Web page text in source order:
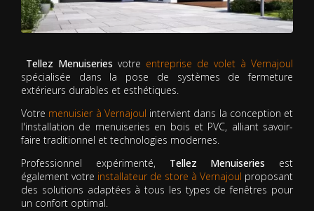
Tellez Menuiseries votre entreprise de volet à Vernajoul
spécialisée dans la pose de systèmes de fermeture
extérieurs durables et esthétiques.
Votre menuisier à Vernajoul intervient dans la conception et
l'installation de menuiseries en bois et PVC, alliant savoir-
faire traditionnel et technologies modernes.
Professionnel expérimenté, Tellez Menuiseries est
également votre installateur de store à Vernajoul proposant
des solutions adaptées à tous les types de fenêtres pour
un confort optimal.